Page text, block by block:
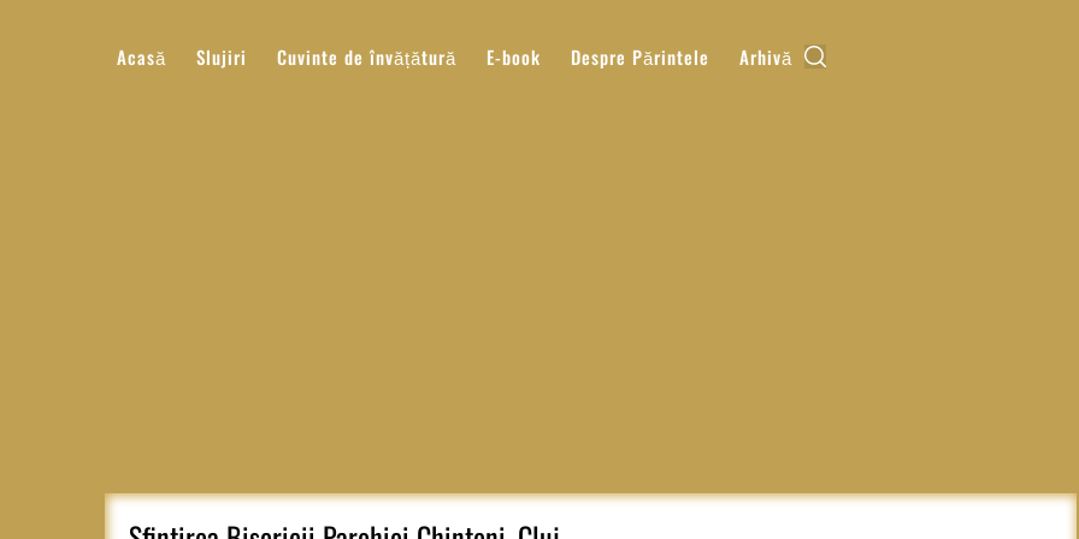
Acasă Slujiri Cuvinte de învățătură E-book Despre Părintele Arhivă